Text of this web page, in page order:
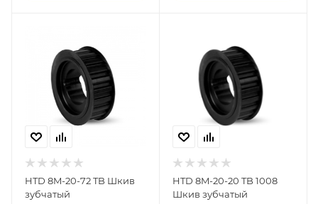
HTD 8M-20-72 TB Шкив
зубчатый
HTD 8M-20-20 TB 1008
Шкив зубчатый